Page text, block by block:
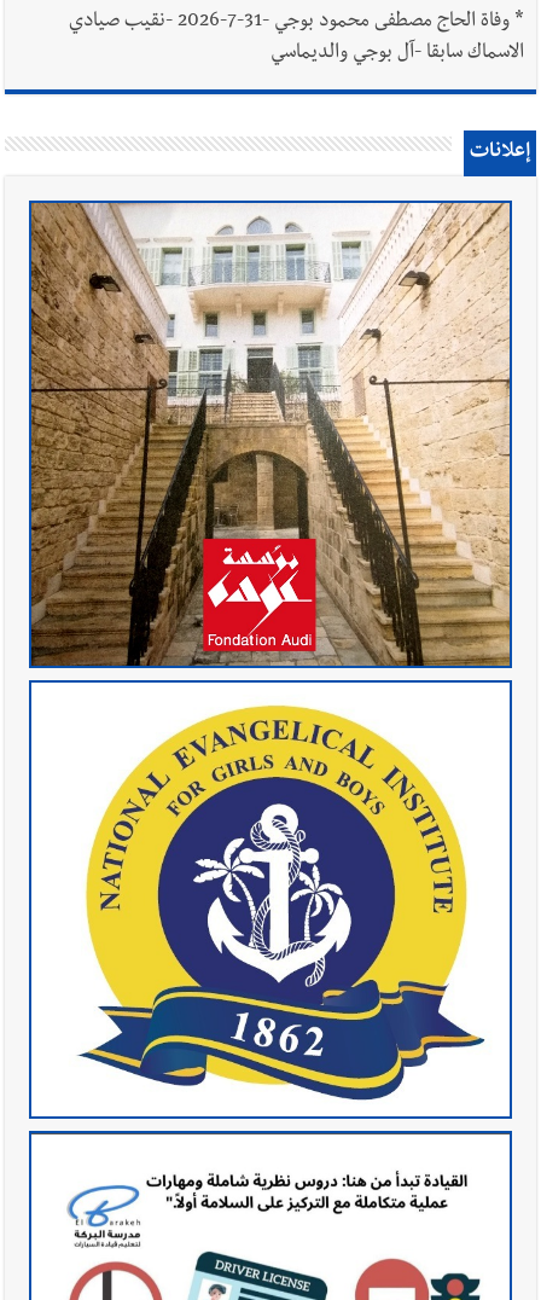
*
وفاة الحاج مصطفى محمود بوجي -31-7-2026 -نقيب صيادي
الاسماك سابقا -آل بوجي والديماسي
إعلانات